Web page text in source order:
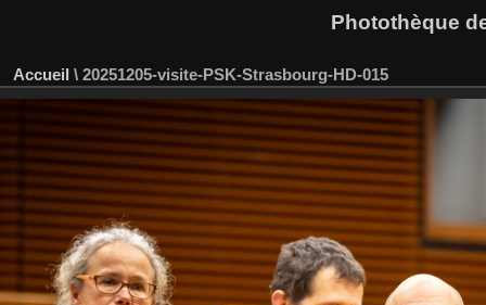
Photothèque
Accueil \ 20251205-visite-PSK-Strasbourg-HD-015